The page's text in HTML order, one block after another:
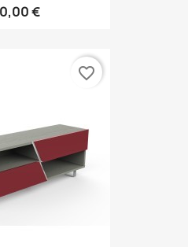
€
favorite_border